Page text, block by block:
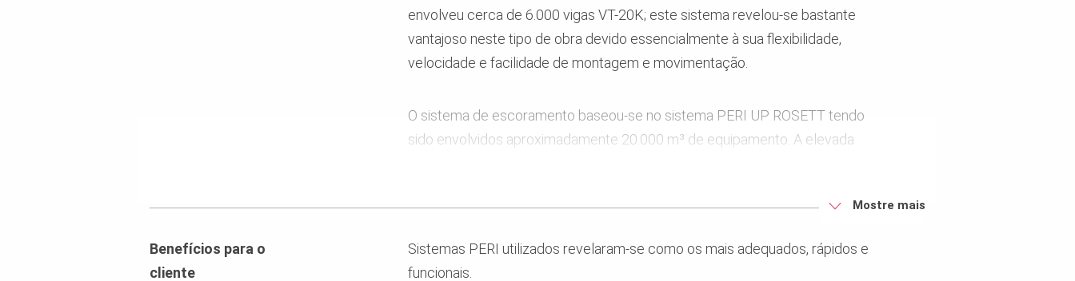
envolveu cerca de 6.000 vigas VT-20K; este sistema revelou-se bastante
vantajoso neste tipo de obra devido essencialmente à sua flexibilidade,
velocidade e facilidade de montagem e movimentação.
O sistema de escoramento baseou-se no sistema PERI UP ROSETT tendo
sido envolvidos aproximadamente 20.000 m³ de equipamento. A elevada
finalmente, a projecção de uma modulação constante e perfeitamente
sistema de escoramento.
Mostre mais
Benefícios para o
cliente
Sistemas PERI utilizados revelaram-se como os mais adequados, rápidos e
funcionais.